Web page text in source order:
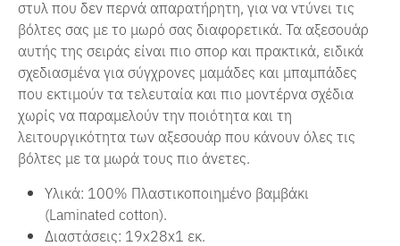
στυλ που δεν περνά απαρατήρητη, για να ντύνει τις
βόλτες σας με το μωρό σας διαφορετικά. Τα αξεσουάρ
αυτής της σειράς είναι πιο σπορ και πρακτικά, ειδικά
σχεδιασμένα για σύγχρονες μαμάδες και μπαμπάδες
που εκτιμούν τα τελευταία και πιο μοντέρνα σχέδια
χωρίς να παραμελούν την ποιότητα και τη
λειτουργικότητα των αξεσουάρ που κάνουν όλες τις
βόλτες με τα μωρά τους πιο άνετες.
Υλικά: 100% Πλαστικοποιημένο βαμβάκι
(Laminated cotton).
Διαστάσεις: 19x28x1 εκ.